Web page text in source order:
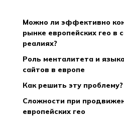
можно ли эффективно конкурировать на
рынке европейских гео в
реалиях?
роль менталитета и языка при раскрутке
сайтов в европе
как решить эту проблему?
сложности при продвижении сайта в
европейских гео